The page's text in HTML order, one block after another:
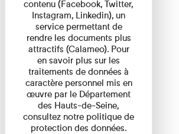
contenu (Facebook, Twitter,
Instagram, Linkedin), un
service permettant de
rendre les documents plus
attractifs (Calameo). Pour
en savoir plus sur les
traitements de données à
caractère personnel mis en
œuvre par le Département
des Hauts-de-Seine,
consultez notre politique de
protection des données.